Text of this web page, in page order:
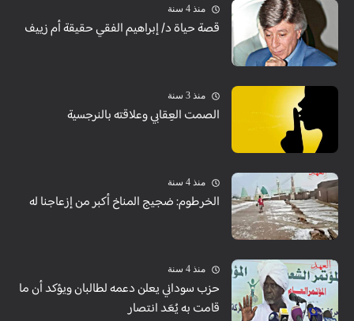
منذ 4 سنة
قصة حياة د/ إبراهيم الفقي حقيقة أم زييف
منذ 3 سنة
الصمت العِقابي وعلاقته بالنرجسية
منذ 4 سنة
الخرطوم: ضجيج المناخ أكبر من إزعاجنا له
منذ 4 سنة
حزب سوداني يعلن دعمه لطالبان ويؤكد أن ما
قامت به يُعَد انتصار